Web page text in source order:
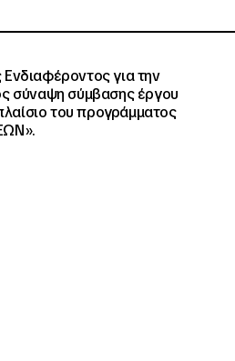
για την
σύναψη σύμβασης έργου
του προγράμματος